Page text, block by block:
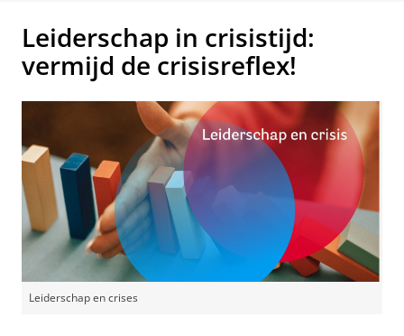
Leiderschap in crisistijd:
vermijd de crisisreflex!
Leiderschap en crises